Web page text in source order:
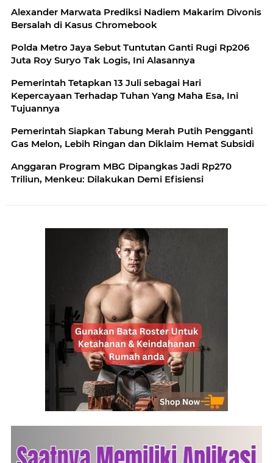
Alexander Marwata Prediksi Nadiem Makarim Divonis
Bersalah di Kasus Chromebook
Polda Metro Jaya Sebut Tuntutan Ganti Rugi Rp206
Juta Roy Suryo Tak Logis, Ini Alasannya
Pemerintah Tetapkan 13 Juli sebagai Hari
Kepercayaan Terhadap Tuhan Yang Maha Esa, Ini
Tujuannya
Pemerintah Siapkan Tabung Merah Putih Pengganti
Gas Melon, Lebih Ringan dan Diklaim Hemat Subsidi
Anggaran Program MBG Dipangkas Jadi Rp270
Triliun, Menkeu: Dilakukan Demi Efisiensi